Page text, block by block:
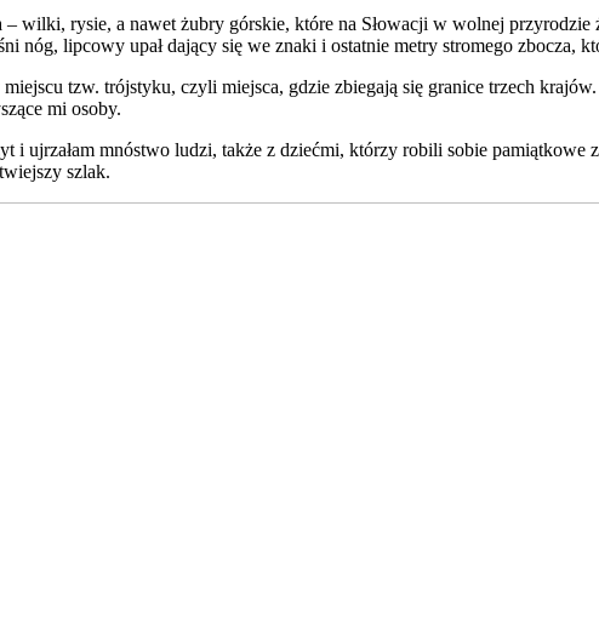
wilki, rysie, a nawet żubry górskie, które na Słowacji w wolnej
lipcowy upał dający się we znaki i ostatnie metry stromego zbocza,
tzw. trójstyku, czyli miejsca, gdzie zbiegają się granice trzech
mi osoby.
i ujrzałam mnóstwo ludzi, także z dziećmi, którzy robili sobie
szlak.